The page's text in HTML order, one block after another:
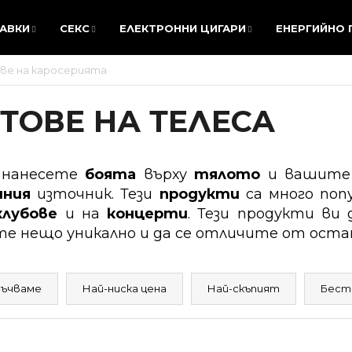
СЕКС ЕЛЕКТРОННИ ЦИГАРИ ЕНЕРГИЙНО
ЕНЕРГИЙНО
на каросерията
НА ТЕЛЕСА
боята върху тялото и вашите
източник.Тези продукти са много
и на концерти. Тези продукти ви
нещо уникално и да се отличите от
Най-ниска цена Най-скъпият
КАКВО ТЪРСИТЕ?
Препоръчваме